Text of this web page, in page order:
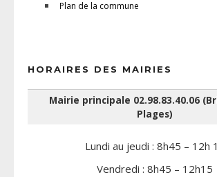
Plan de la commune
HORAIRES DES MAIRIES
Mairie principale 02.98.83.40.06
Plages)
Lundi au jeudi : 8h45 – 12h
Vendredi : 8h45 – 12h15